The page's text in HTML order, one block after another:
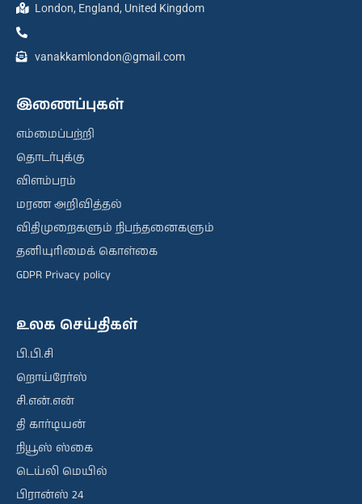
London, England, United Kingdom
vanakkamlondon@gmail.com
இணைப்புகள்
எம்மைப்பற்றி
தொடர்புக்கு
விளம்பரம்
மரண அறிவித்தல்
விதிமுறைகளும் நிபந்தனைகளும்
தனியுரிமைக் கொள்கை
GDPR Privacy policy
உலக செய்திகள்
பி.பி.சி
றொய்ரேர்ஸ்
சி.என்.என்
தி கார்டியன்
நியூஸ் ஸ்கை
டெய்லி மெயில்
பிரான்ஸ் 24